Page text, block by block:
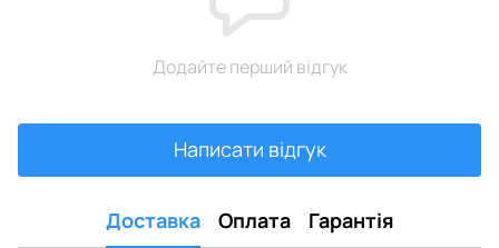
Додайте перший відгук
Написати відгук
Доставка Оплата Гарантія